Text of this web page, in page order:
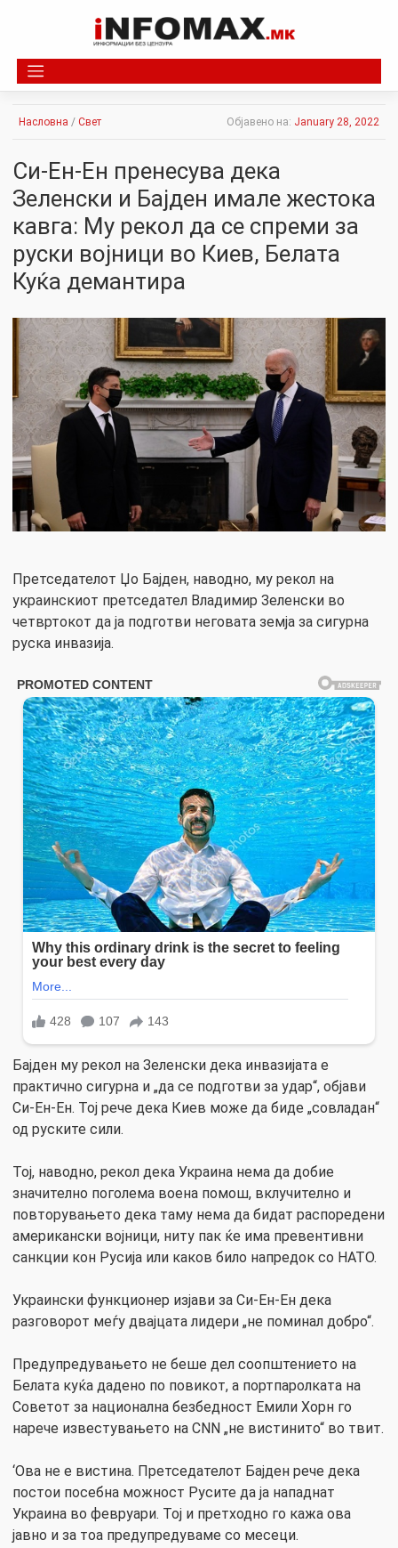
Насловна / Свет Објавено на: January 28, 2022
Си-Ен-Ен пренесува дека
Зеленски и Бајден имале жестока
кавга: Mу рекол да се спреми за
руски војници во Киев, Белата
Куќа демантира
Претседателот Џо Бајден, наводно, му рекол на
украинскиот претседател Влaдимир Зеленски во
четвртокот да ја подготви неговата земја за сигурна
руска инвазија.
Бајден му рекол на Зеленски дека инвазијата е
практично сигурна и „да се подготви за удар“, објави
Си-Ен-Ен. Тој рече дека Киев може да биде „совладан“
од руските сили.
Тој, наводно, рекол дека Украина нема да добие
значително поголема воена помош, вклучително и
повторувањето дека таму нема да бидат распоредени
американски војници, ниту пак ќе има превентивни
санкции кон Русија или каков било напредок со НАТО.
Украински функционер изјави за Си-Ен-Ен дека
разговорот меѓу двајцата лидери „не поминал добро“.
Предупредувањето не беше дел соопштението на
Белата куќа дадено по повикот, а портпаролката на
Советот за национална безбедност Емили Хорн го
нарече известувањето на CNN „не вистинито“ во твит.
‘Ова не е вистина. Претседателот Бајден рече дека
постои посебна можност Русите да ја нападнат
Украина во февруари. Тој и претходно го кажа ова
јавно и за тоа предупредуваме со месеци.